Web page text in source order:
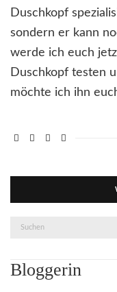
Duschkopf
sondern er kann
werde ich euch
Duschkopf testen
möchte ich ihn
Suche
Bloggerin